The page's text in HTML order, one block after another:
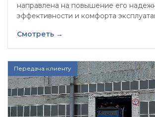
направлена на повышение его
эффективности и комфорта
и улучшения рабочих характеристик
Смотреть →
Передача клиенту